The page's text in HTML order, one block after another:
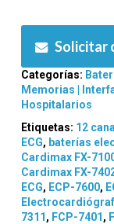
Solicitar
Categorías:
Memorias |
Hospitalarios
Etiquetas: 12
ECG, baterías
Cardimax FX-
Cardimax FX-
ECG, ECP-7600,
7311, FCP-7401,